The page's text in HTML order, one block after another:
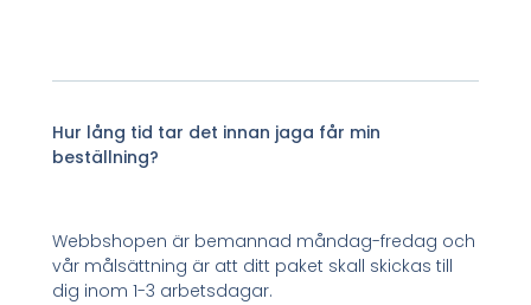
Hur lång tid tar det innan jaga får min
beställning?
Webbshopen är bemannad måndag-fredag och
vår målsättning är att ditt paket skall skickas till
dig inom 1-3 arbetsdagar.